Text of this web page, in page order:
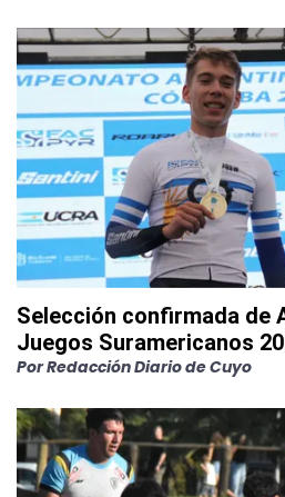
Selección confirmada de
Juegos Suramericanos
PorRedacción Diario de Cuyo